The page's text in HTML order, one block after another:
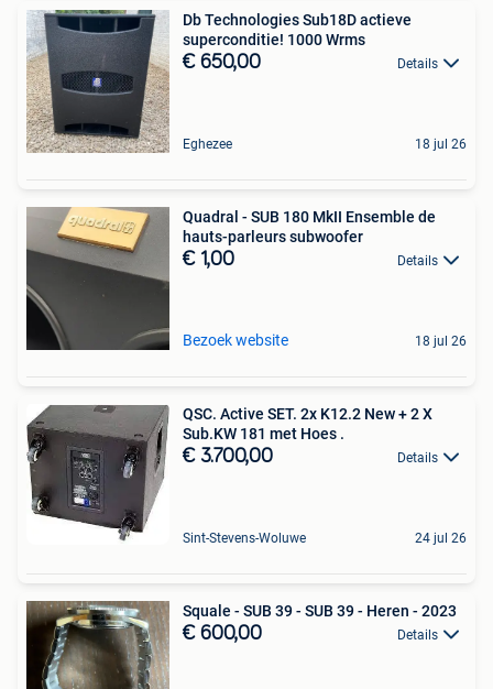
Db Technologies Sub18D actieve
superconditie! 1000 Wrms
€ 650,00 Details
Eghezee 18 jul 26
Quadral - SUB 180 MkII Ensemble de
hauts-parleurs subwoofer
€ 1,00 Details
Bezoek website 18 jul 26
QSC. Active SET. 2x K12.2 New + 2 X
Sub.KW 181 met Hoes .
€ 3.700,00 Details
Sint-Stevens-Woluwe 24 jul 26
Squale - SUB 39 - SUB 39 - Heren - 2023
€ 600,00 Details